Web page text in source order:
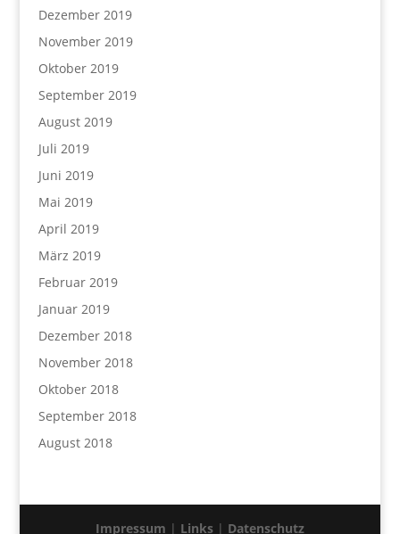
Dezember 2019
November 2019
Oktober 2019
September 2019
August 2019
Juli 2019
Juni 2019
Mai 2019
April 2019
März 2019
Februar 2019
Januar 2019
Dezember 2018
November 2018
Oktober 2018
September 2018
August 2018
Impressum | Links| Datenschutz